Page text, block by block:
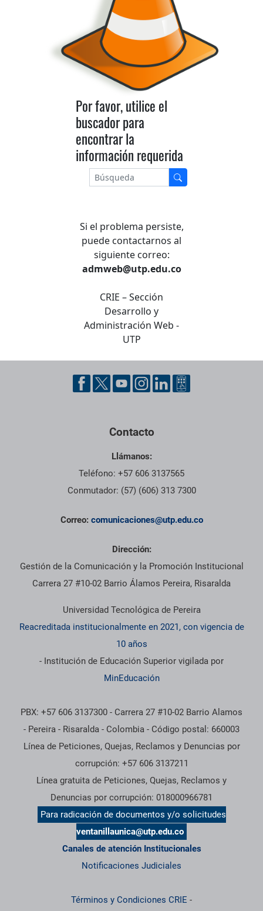
Por favor, utilice el
buscador para
encontrar la
información requerida
Si el problema persiste,
puede contactarnos al
siguiente correo:
admweb@utp.edu.co
CRIE – Sección
Desarrollo y
Administración Web -
UTP
Contacto
Llámanos:
Teléfono: +57 606 3137565
Conmutador: (57) (606) 313 7300
Correo: comunicaciones@utp.edu.co
Dirección:
Gestión de la Comunicación y la Promoción Institucional
Carrera 27 #10-02 Barrio Álamos Pereira, Risaralda
Universidad Tecnológica de Pereira
Reacreditada institucionalmente en 2021, con vigencia de
10 años
- Institución de Educación Superior vigilada por
MinEducación
PBX: +57 606 3137300 - Carrera 27 #10-02 Barrio Alamos
- Pereira - Risaralda - Colombia - Código postal: 660003
Línea de Peticiones, Quejas, Reclamos y Denuncias por
corrupción: +57 606 3137211
Línea gratuita de Peticiones, Quejas, Reclamos y
Denuncias por corrupción: 018000966781
Para radicación de documentos y/o solicitudes
ventanillaunica@utp.edu.co
Canales de atención Institucionales
Notificaciones Judiciales
Términos y Condiciones CRIE -